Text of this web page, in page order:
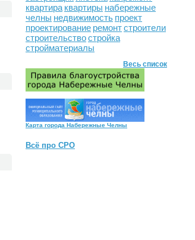
квартира квартиры набережные
челны недвижимость проект
проектирование ремонтстроители
строительствостройка
стройматериалы
Весь список
Карта города Набережные Челны
Всё про СРО